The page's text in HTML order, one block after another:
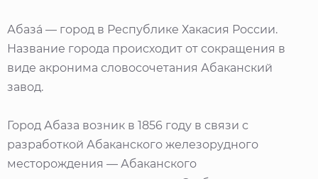
Абаза́ — город в Республике Хакасия России.
Название города происходит от сокращения в
виде акронима словосочетания Абаканский
завод.
Город Абаза возник в 1856 году в связи с
разработкой Абаканского железорудного
месторождения — Абаканского